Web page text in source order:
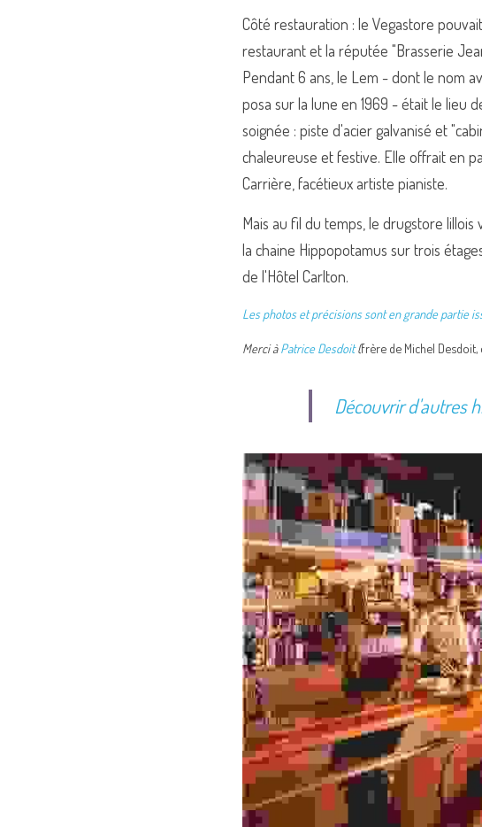
Côté restauration : le Vegastore
restaurant et la réputée "Brasserie
Pendant 6 ans, le Lem - dont le nom
posa sur la lune en 1969 - était le lieu
soignée : piste d'acier galvanisé et
chaleureuse et festive. Elle offrait en
Carrière, facétieux artiste pianiste.
Mais au fil du temps, le drugstore
la chaine Hippopotamus sur trois
de l'Hôtel Carlton.
Les photos et précisions sont en grande partie
Merci à Patrice Desdoit (frère de Michel
Découvrir d'autres